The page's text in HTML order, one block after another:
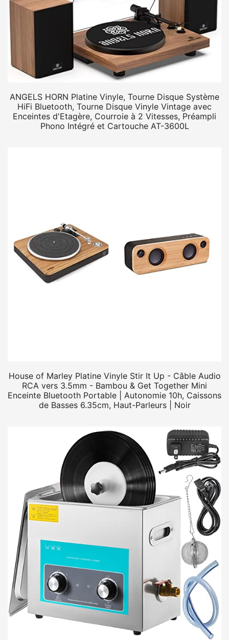
ANGELS HORN Platine Vinyle, Tourne Disque Système
HiFi Bluetooth, Tourne Disque Vinyle Vintage avec
Enceintes d'Etagère, Courroie à 2 Vitesses, Préampli
Phono Intégré et Cartouche AT-3600L
House of Marley Platine Vinyle Stir It Up - Câble Audio
RCA vers 3.5mm - Bambou & Get Together Mini
Enceinte Bluetooth Portable | Autonomie 10h, Caissons
de Basses 6.35cm, Haut-Parleurs | Noir